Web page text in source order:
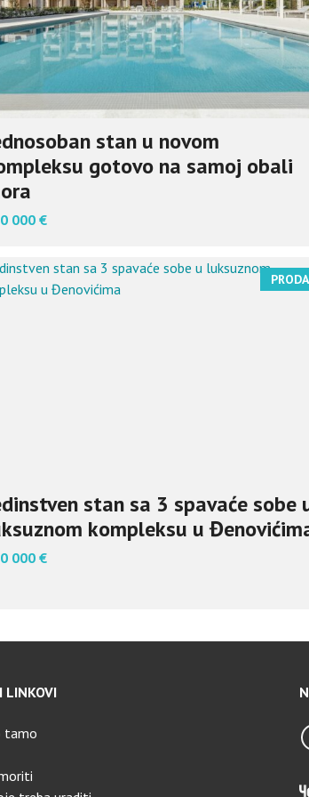
stan u novom
gotovo na samoj obali
000 €
stan sa 3 spavaće sobe
kompleksu u
000 €
LINKOVI
tamo